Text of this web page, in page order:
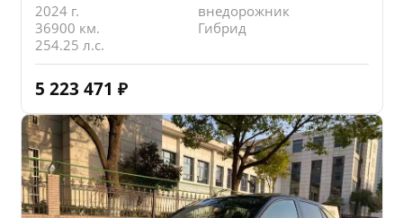
2024 г.
внедорожник
36900 км.
Гибрид
254.25 л.с.
5 223 471 ₽